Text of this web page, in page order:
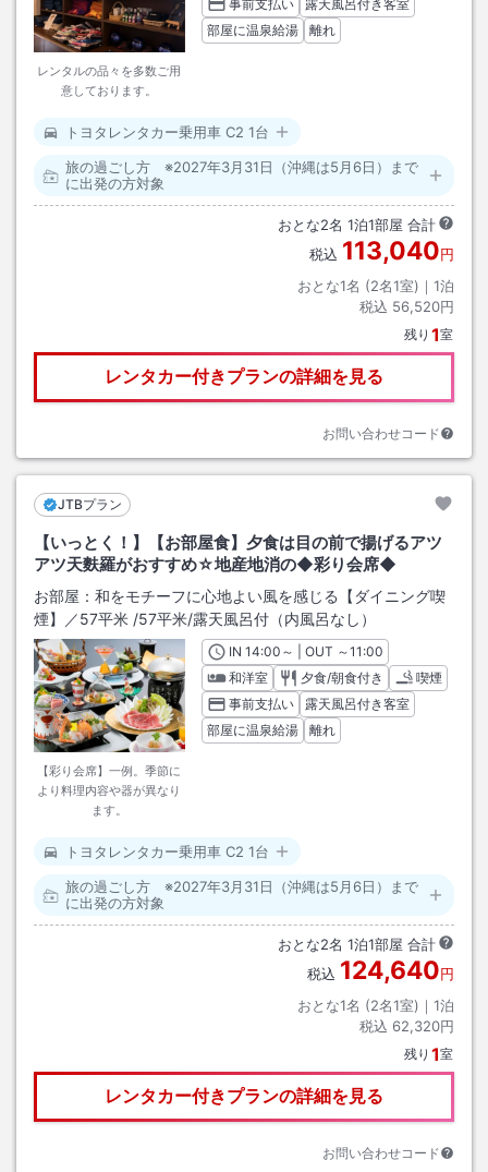
レンタルの品々を多数ご用
意しております。
事前支払い
露天風呂付き客室
部屋に温泉給湯
離れ
トヨタレンタカー乗用車 C2 1台
旅の過ごし方 ※2027年3月31日（沖縄は5月6日）まで
に出発の方対象
おとな2名 1泊1部屋 合計
税込 113,040円
おとな1名 (2名1室)｜ 1泊
税込 56,520円
残り 1室
レンタカー付きプランの詳細を見る
お問い合わせコード
JTBプラン
【いっとく！】【お部屋食】夕食は目の前で揚げるアツ
アツ天麩羅がおすすめ☆地産地消の◆彩り会席◆
お部屋： 和をモチーフに心地よい風を感じる【ダイニング喫
煙】／57平米 /57平米/露天風呂付（内風呂なし）
【彩り会席】一例。季節に
より料理内容や器が異なり
ます。
INチェックイン
14:00 ～ | OUT チェックアウト
～11:00
和洋室
夕食/朝食付き
喫煙
事前支払い
露天風呂付き客室
部屋に温泉給湯
離れ
トヨタレンタカー乗用車 C2 1台
旅の過ごし方 ※2027年3月31日（沖縄は5月6日）まで
に出発の方対象
おとな2名 1泊1部屋 合計
税込 124,640円
おとな1名 (2名1室)｜ 1泊
税込 62,320円
残り 1室
レンタカー付きプランの詳細を見る
お問い合わせコード